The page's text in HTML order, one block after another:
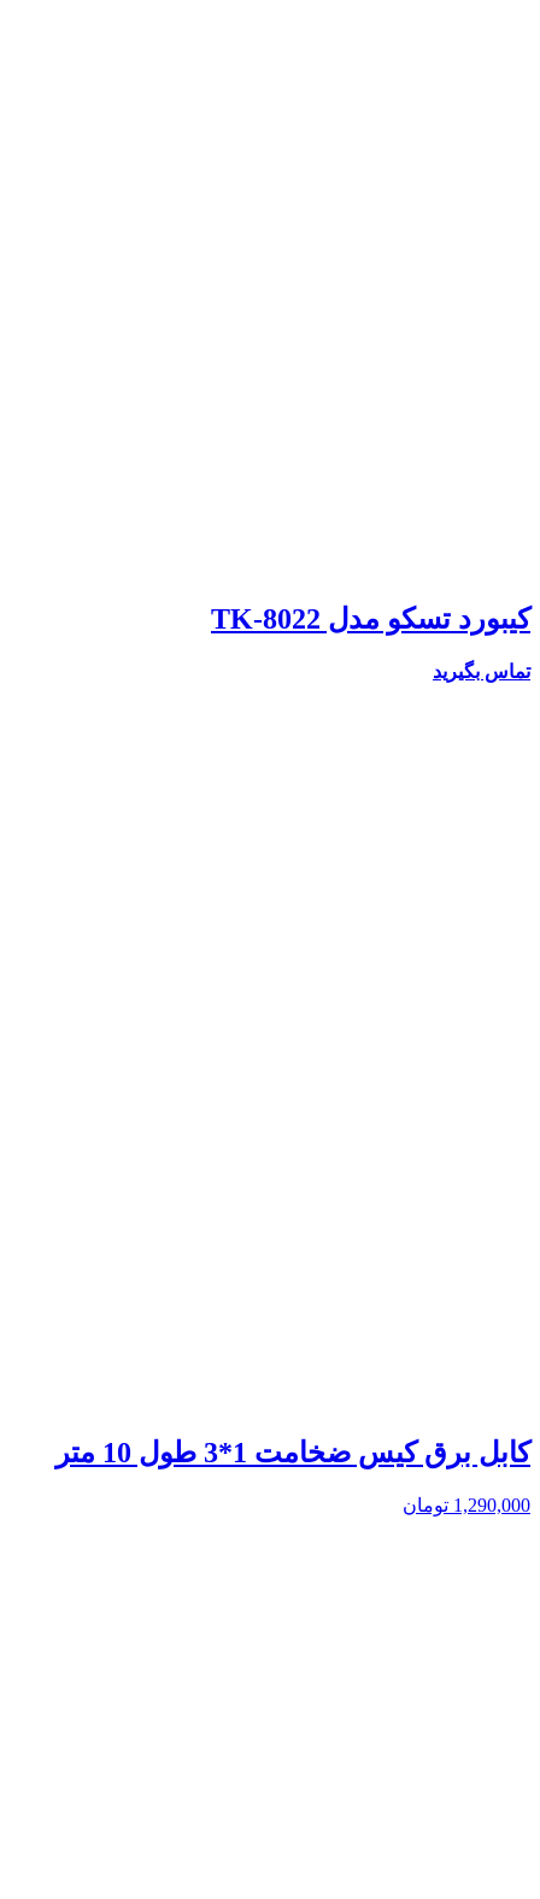
کیبورد تسکو مدل TK-8022
تماس بگیرید
کابل برق کیس ضخامت 1*3 طول 10 متر
1,290,000 تومان